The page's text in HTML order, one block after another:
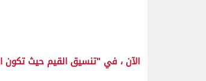
الآن ، في "تنسيق القيم حيث تكون